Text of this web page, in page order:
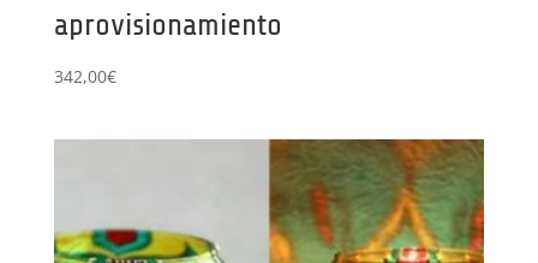
aprovisionamiento
342,00€